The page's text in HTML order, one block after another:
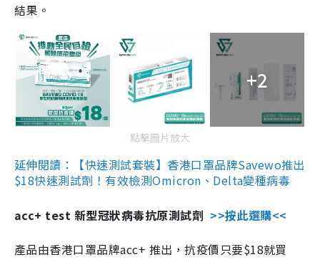
結果。
+2
點擊圖片放大
延伸閱讀：【快速測試套裝】香港口罩品牌Savewo推出
$18快速測試劑！有效檢測Omicron、Delta變種病毒
acc+ test 新型冠狀病毒抗原測試劑 >>按此選購<<
產品由香港口罩品牌acc+ 推出，抗疫價只要$18就買